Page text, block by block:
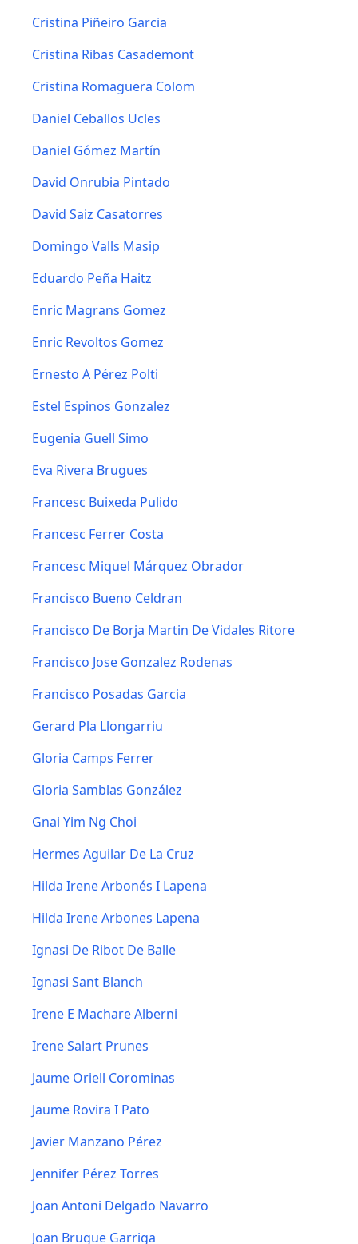
Cristina Piñeiro Garcia
Cristina Ribas Casademont
Cristina Romaguera Colom
Daniel Ceballos Ucles
Daniel Gómez Martín
David Onrubia Pintado
David Saiz Casatorres
Domingo Valls Masip
Eduardo Peña Haitz
Enric Magrans Gomez
Enric Revoltos Gomez
Ernesto A Pérez Polti
Estel Espinos Gonzalez
Eugenia Guell Simo
Eva Rivera Brugues
Francesc Buixeda Pulido
Francesc Ferrer Costa
Francesc Miquel Márquez Obrador
Francisco Bueno Celdran
Francisco De Borja Martin De Vidales Ritore
Francisco Jose Gonzalez Rodenas
Francisco Posadas Garcia
Gerard Pla Llongarriu
Gloria Camps Ferrer
Gloria Samblas González
Gnai Yim Ng Choi
Hermes Aguilar De La Cruz
Hilda Irene Arbonés I Lapena
Hilda Irene Arbones Lapena
Ignasi De Ribot De Balle
Ignasi Sant Blanch
Irene E Machare Alberni
Irene Salart Prunes
Jaume Oriell Corominas
Jaume Rovira I Pato
Javier Manzano Pérez
Jennifer Pérez Torres
Joan Antoni Delgado Navarro
Joan Brugue Garriga